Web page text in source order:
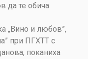
да те обича
„Вино и любов”,
при ПГХТТ с
поканиха